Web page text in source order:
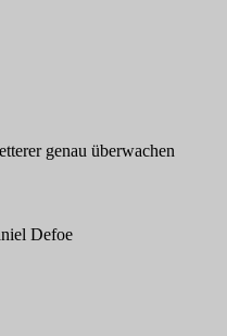
genau überwachen
Defoe